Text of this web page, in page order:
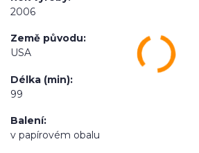
2006
Země původu
USA
Délka (min)
99
Balení
v papírovém obalu